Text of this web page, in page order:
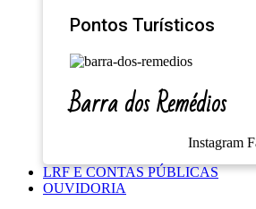
Pontos Turísticos
Barra dos Remédios
Instagram
LRF E CONTAS PÚBLICAS
OUVIDORIA